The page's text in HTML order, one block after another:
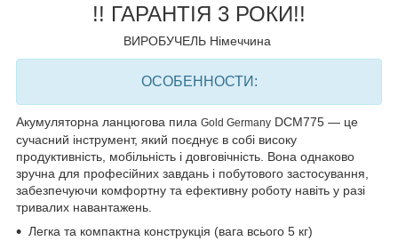
!! ГАРАНТІЯ 3 РОКИ!!
ВИРОБУЧЕЛЬ Німеччина
ОСОБЕННОСТИ :
Акумуляторна ланцюгова пила Gold Germany DCM775 — це
сучасний інструмент, який поєднує в собі високу
продуктивність, мобільність і довговічність. Вона однаково
зручна для професійних завдань і побутового застосування,
забезпечуючи комфортну та ефективну роботу навіть у разі
тривалих навантажень.
Легка та компактна конструкція (вага всього 5 кг)